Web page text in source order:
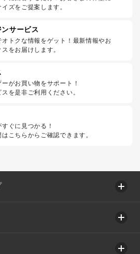
ズをご提案します。
サービス
オトクな情報をゲット！最新情報やお
をお届けします。
がお買い物をサポート！
を是非ご利用ください。
ぐに見つかる！
こちらからご確認できます。